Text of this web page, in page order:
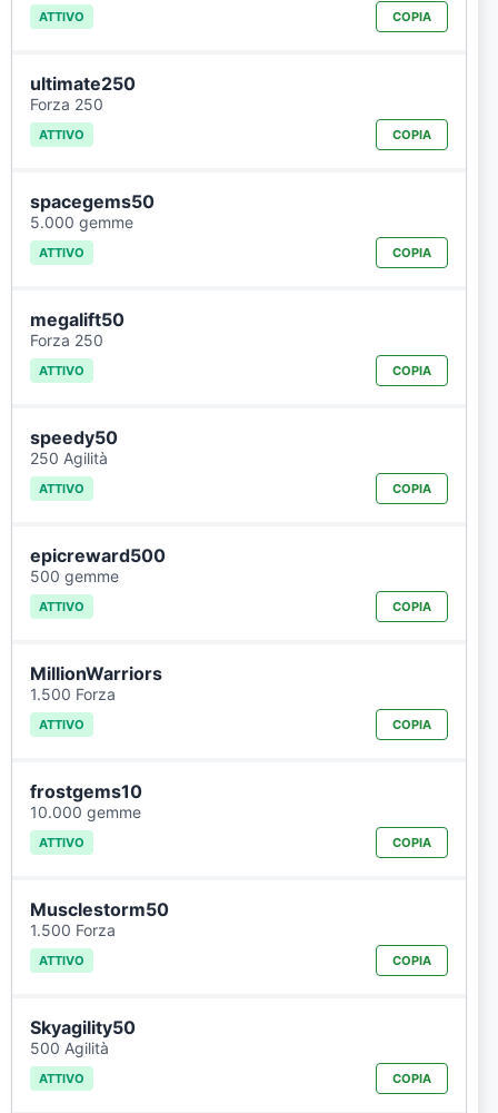
ATTIVO COPIA
ultimate250
Forza 250
ATTIVO COPIA
spacegems50
5.000 gemme
ATTIVO COPIA
megalift50
Forza 250
ATTIVO COPIA
speedy50
250 Agilità
ATTIVO COPIA
epicreward500
500 gemme
ATTIVO COPIA
MillionWarriors
1.500 Forza
ATTIVO COPIA
frostgems10
10.000 gemme
ATTIVO COPIA
Musclestorm50
1.500 Forza
ATTIVO COPIA
Skyagility50
500 Agilità
ATTIVO COPIA